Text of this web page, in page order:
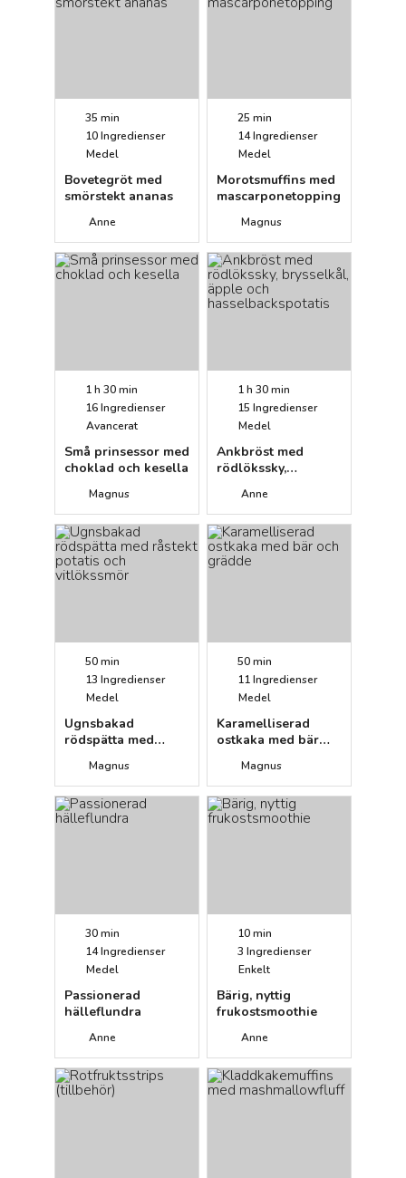
35 min
10Ingredienser
Medel
Bovetegröt med
smörstekt ananas
Anne
25 min
14Ingredienser
Medel
Morotsmuffins med
mascarponetopping
Magnus
1 h 30 min
16Ingredienser
Avancerat
Små prinsessor med
choklad och kesella
Magnus
1 h 30 min
15 Ingredienser
Medel
Ankbröst med
rödlökssky,
hasselbackspotatis
Anne
50 min
13 Ingredienser
Medel
Ugnsbakad
rödspätta med
vitlökssmör
Magnus
50 min
11Ingredienser
Medel
Karamelliserad
ostkaka med bär
Magnus
30 min
14Ingredienser
Medel
Passionerad
hälleflundra
Anne
10 min
3 Ingredienser
Enkelt
Bärig, nyttig
frukostsmoothie
Anne